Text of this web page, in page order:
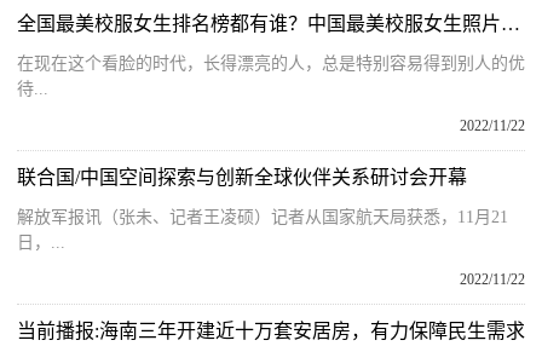
全国最美校服女生排名榜都有谁？中国最美校服女生照片大全有谁？
在现在这个看脸的时代，长得漂亮的人，总是特别容易得到别人的优
待...
2022/11/22
联合国/中国空间探索与创新全球伙伴关系研讨会开幕
解放军报讯（张未、记者王凌硕）记者从国家航天局获悉，11月21
日，...
2022/11/22
当前播报:海南三年开建近十万套安居房，有力保障民生需求